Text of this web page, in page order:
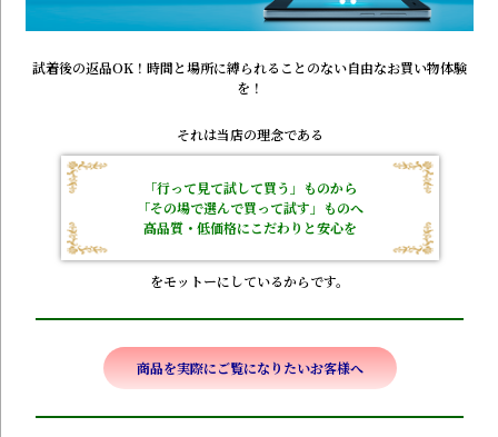
試着後の返品OK！時間と場所に縛られることのない自由なお買い物体験
を！
それは当店の理念である
「行って見て試して買う」ものから
「その場で選んで買って試す」ものへ
高品質・低価格にこだわりと安心を
をモットーにしているからです。
商品を実際にご覧になりたいお客様へ